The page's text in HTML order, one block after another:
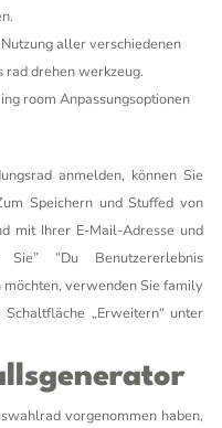
aller verschiedenen
rad drehen werkzeug.
room Anpassungsoptionen
anmelden, können Sie
Speichern und Stuffed von
mit Ihrer E-Mail-Adresse und
“Du Benutzererlebnis
verwenden Sie family
„Erweitern“ unter
vorgenommen haben,